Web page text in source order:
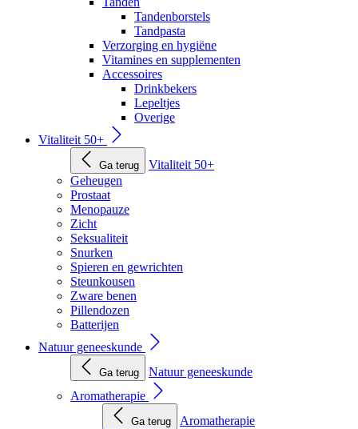
Tandenborstels
Tandpasta
Verzorging en hygiëne
Vitamines en supplementen
Accessoires
Drinkbekers
Lepeltjes
Overige
Vitaliteit 50+
Ga terug
Vitaliteit 50+
Geheugen
Prostaat
Menopauze
Zicht
Seksualiteit
Snurken
Spieren en gewrichten
Steunkousen
Zware benen
Pillendozen
Batterijen
Natuur geneeskunde
Ga terug
Natuur geneeskunde
Aromatherapie
Ga terug
Aromatherapie